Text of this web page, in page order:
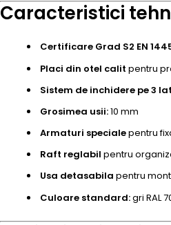
Caracteristici
Certificare Grad S2 EN
Placi din otel calit pentru
Sistem de inchidere pe 3
Grosimea usii:10 mm
Armaturi specialepentru
Raft reglabil pentru
Usa detasabila pentru
Culoare standard:gri RAL